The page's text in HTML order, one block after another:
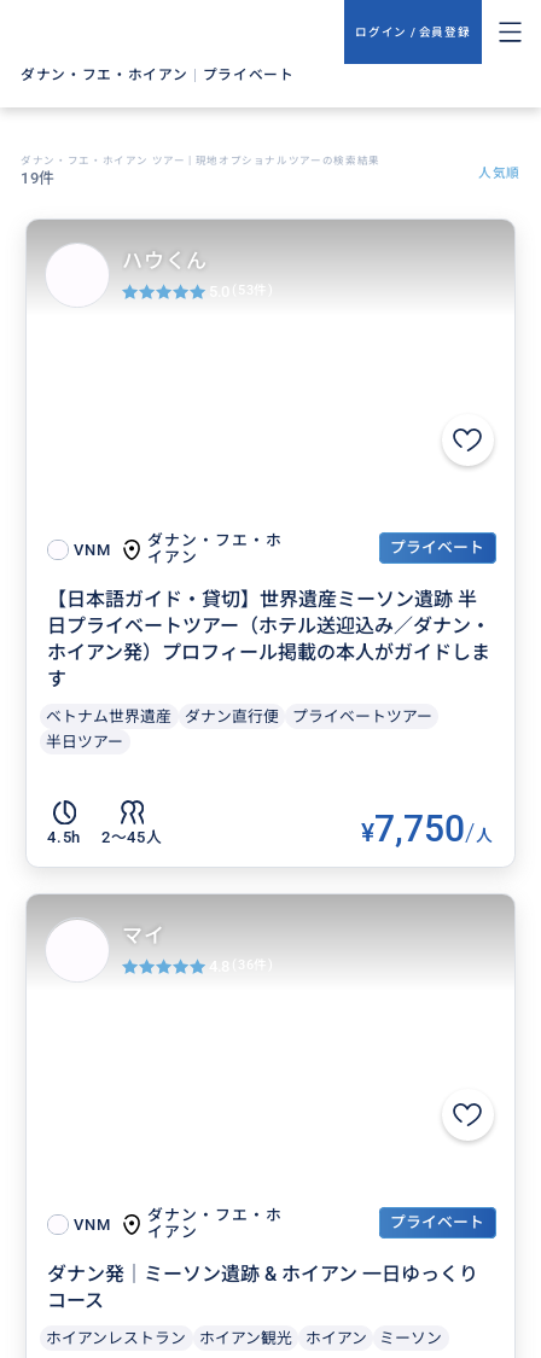
ログイン / 会員登録
ダナン・フエ・ホイアン プライベート
ダナン・フエ・ホイアン ツアー | 現地オプショナルツアーの検索結果
19件 人気順
VNM
ダナン・フエ・ホ
イアン
プライベート
【日本語ガイド・貸切】世界遺産ミーソン遺跡 半
日プライベートツアー（ホテル送迎込み／ダナン・
ホイアン発）プロフィール掲載の本人がガイドしま
す
ベトナム世界遺産 ダナン直行便
プライベートツアー
半日ツアー
4.5h 2〜45人 ¥7,750/人
ハウくん
5.0 (53件)
VNM
ダナン・フエ・ホ
イアン
プライベート
ダナン発｜ミーソン遺跡 & ホイアン 一日ゆっくり
コース
ホイアンレストラン ホイアン観光 ホイアン ミーソン
マイ
4.8 (36件)